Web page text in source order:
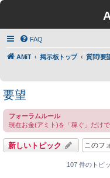
FAQ
AMiT 掲示板トップ
要望
フォーラムルール
現在お金(アミト)を「稼ぐ」だけ
新しいトピック
107 件のトピ